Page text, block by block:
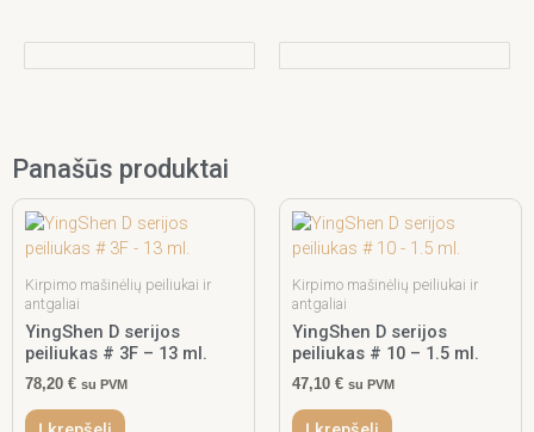
Panašūs produktai
Kirpimo mašinėlių peiliukai ir
antgaliai
YingShen D serijos
peiliukas # 3F – 13 ml.
78,20 € su PVM
Kirpimo mašinėlių peiliukai ir
antgaliai
YingShen D serijos
peiliukas # 10 – 1.5 ml.
47,10 € su PVM